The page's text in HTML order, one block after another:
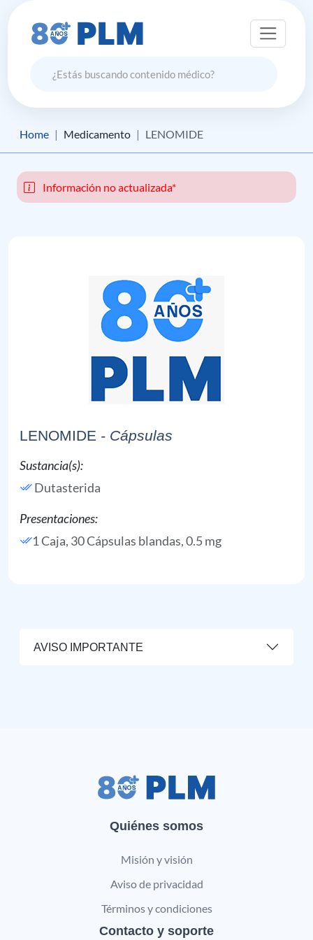
Home Medicamento LENOMIDE
Información no actualizada*
LENOMIDE - Cápsulas
Sustancia(s):
Dutasterida
Presentaciones:
1 Caja, 30 Cápsulas blandas, 0.5 mg
AVISO IMPORTANTE
Quiénes somos
Misión y visión
Aviso de privacidad
Términos y condiciones
Contacto y soporte